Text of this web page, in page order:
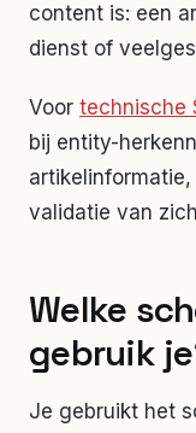
content is: een
dienst of
Voor technische
bij entity-
validatie van
Welke
gebruik
Je gebruikt het